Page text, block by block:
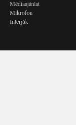
Médiaajánlat
Mikrofon
Interjúk